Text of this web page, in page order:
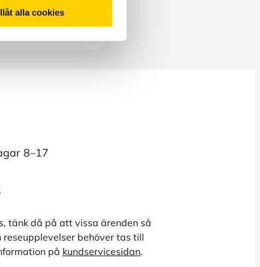
alla cookies
8–17
tänk då på att vissa ärenden så
behöver tas till
på kundservicesidan.